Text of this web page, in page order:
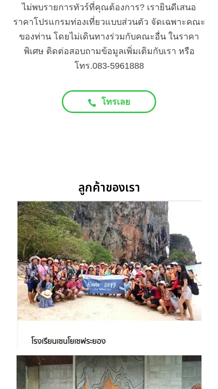
ไม่พบรายการทัวร์ที่คุณต้องการ? เรายินดีเสนอ
ราคาโปรแกรมท่องเที่ยวแบบส่วนตัว จัดเฉพาะคณะ
ของท่าน โดยไม่เดินทางร่วมกับคณะอื่น ในราคา
พิเศษ ติดต่อสอบถามข้อมูลเพิ่มเติมกับเรา หรือ
โทร.083-5961888
โทรเลย
ลูกค้าของเรา